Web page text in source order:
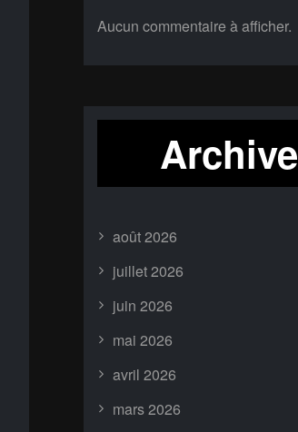
Aucun commentaire à afficher.
Archive
août 2026
juillet 2026
juin 2026
mai 2026
avril 2026
mars 2026